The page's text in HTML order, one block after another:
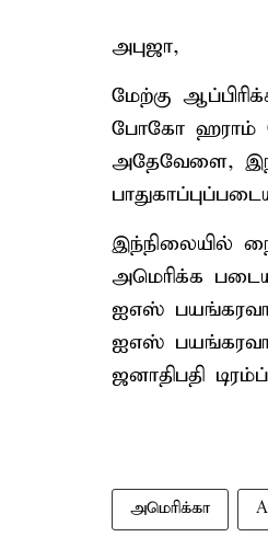
அபுஜா,
மேற்கு
போகோ ஹராம்
அதேவேளை,
இந்நிலையில்
அமெரிக்க
ஐஎஸ்
ஐஎஸ்
ஜனாதிபதி
அமெரிக்கா